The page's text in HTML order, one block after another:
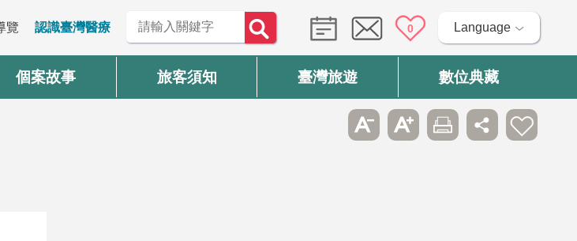
覽 認識臺灣醫療 0 Language
個案故事 旅客須知 臺灣旅遊 數位典藏